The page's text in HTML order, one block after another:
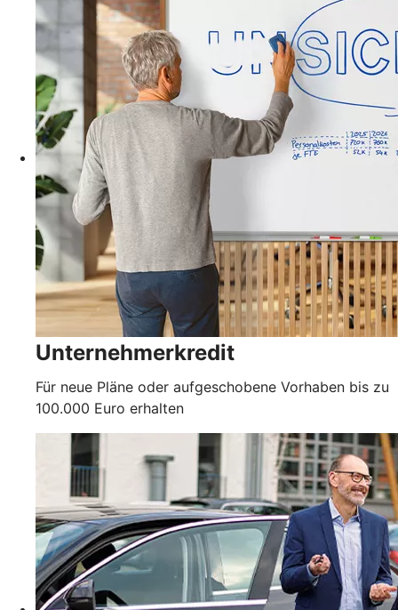
Unternehmerkredit
Für neue Pläne oder aufgeschobene Vorhaben bis zu
100.000 Euro erhalten